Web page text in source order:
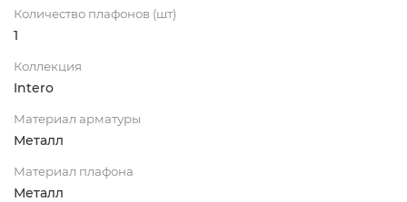
Количество плафонов (шт)
1
Коллекция
Intero
Материал арматуры
Металл
Материал плафона
Металл